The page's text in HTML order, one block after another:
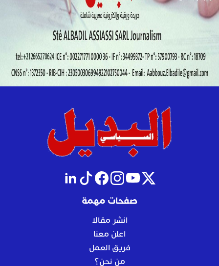
صفحات مهمة
انشر مقالا
اعلن معنا
فريق العمل
من نحن؟